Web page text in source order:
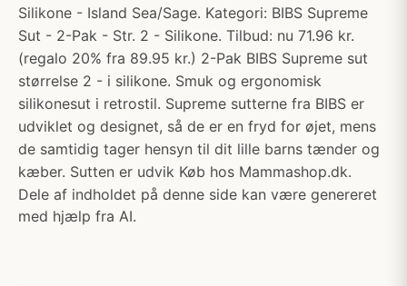
Silikone - Island Sea/Sage. Kategori: BIBS Supreme
Sut - 2-Pak - Str. 2 - Silikone. Tilbud: nu 71.96 kr.
(regalo 20% fra 89.95 kr.) 2-Pak BIBS Supreme sut
størrelse 2 - i silikone. Smuk og ergonomisk
silikonesut i retrostil. Supreme sutterne fra BIBS er
udviklet og designet, så de er en fryd for øjet, mens
de samtidig tager hensyn til dit lille barns tænder og
kæber. Sutten er udvik Køb hos Mammashop.dk.
Dele af indholdet på denne side kan være genereret
med hjælp fra AI.